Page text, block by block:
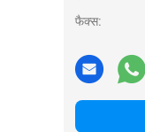
फैक्स: